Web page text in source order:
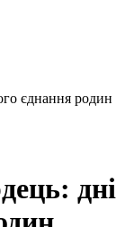
єднання родин
дні